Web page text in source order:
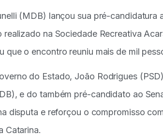
(MDB) lançou sua pré-candidatura
na Sociedade Recreativa
que o encontro reuniu mais de mil
do Estado, João Rodrigues
e do também pré-candidato ao
disputa e reforçou o compromisso
Catarina.